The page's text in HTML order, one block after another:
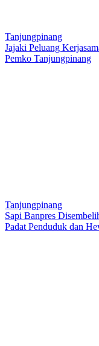
Tanjungpinang
Jajaki Peluang
Pemko Tanjungpinang
Tanjungpinang
Sapi Banpres
Padat Penduduk dan